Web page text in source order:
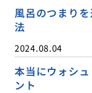
風呂のつまり
法
2024.08.04
本当にウォシ
ント